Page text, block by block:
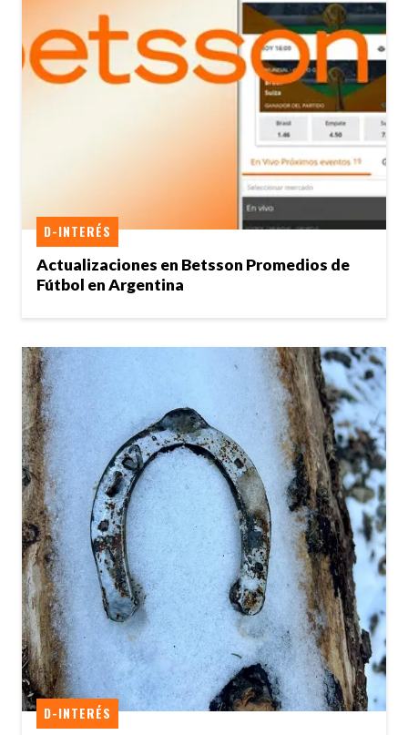
Actualizaciones en Betsson Promedios de
Fútbol en Argentina
D-INTERÉS
D-INTERÉS